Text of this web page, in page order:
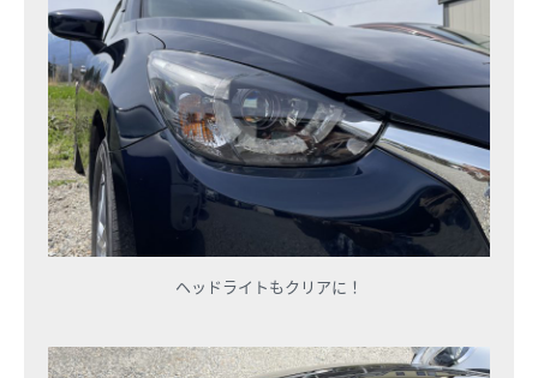
ヘッドライトもクリアに！